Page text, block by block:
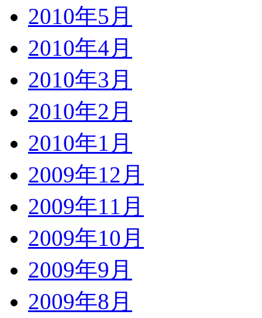
2010年5月
2010年4月
2010年3月
2010年2月
2010年1月
2009年12月
2009年11月
2009年10月
2009年9月
2009年8月